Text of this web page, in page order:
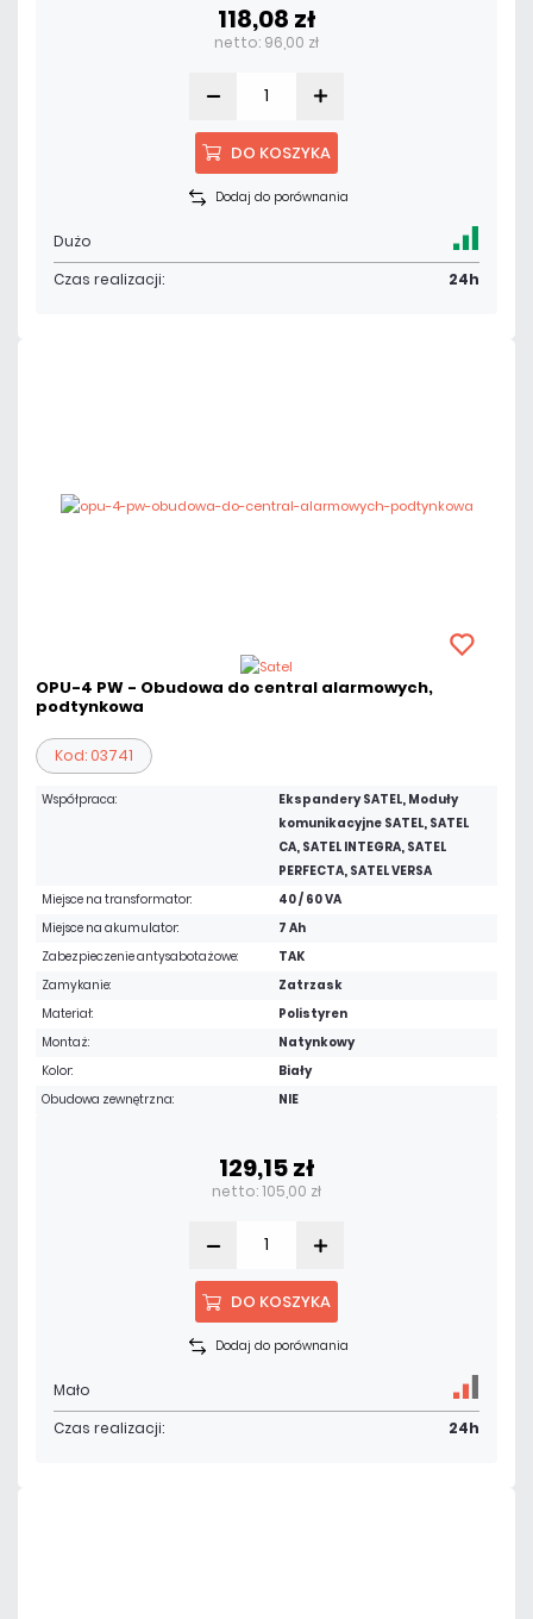
118,08 zł
netto: 96,00 zł
DO KOSZYKA
Dodaj do porównania
Dużo
Czas realizacji:
24h
OPU-4 PW - Obudowa do central alarmowych,
podtynkowa
Kod: 03741
Współpraca:
Ekspandery SATEL, Moduły
komunikacyjne SATEL, SATEL
CA, SATEL INTEGRA, SATEL
PERFECTA, SATEL VERSA
Miejsce na transformator:
40 / 60 VA
Miejsce na akumulator:
7 Ah
Zabezpieczenie antysabotażowe:
TAK
Zamykanie:
Zatrzask
Materiał:
Polistyren
Montaż:
Natynkowy
Kolor:
Biały
Obudowa zewnętrzna:
NIE
129,15 zł
netto: 105,00 zł
DO KOSZYKA
Dodaj do porównania
Mało
Czas realizacji:
24h